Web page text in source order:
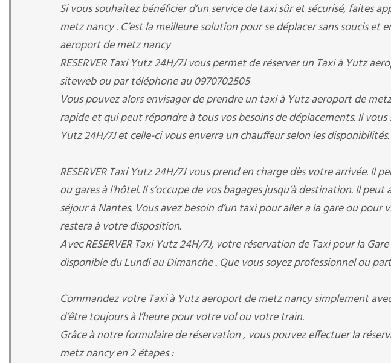
Si vous souhaitez bénéficier d’un service de taxi sûr et sécurisé, faites
metz nancy . C’est la meilleure solution pour se déplacer sans soucis
aeroport de metz nancy
RESERVER Taxi Yutz 24H/7J vous permet de réserver un Taxi à Yutz
siteweb ou par téléphone au 0970702505
Vous pouvez alors envisager de prendre un taxi à Yutz aeroport de
rapide et qui peut répondre à tous vos besoins de déplacements. Il vous
Yutz 24H/7J et celle-ci vous enverra un chauffeur selon les disponibilités.
RESERVER Taxi Yutz 24H/7J vous prend en charge dès votre arrivée. Il
ou gares à l’hôtel. Il s’occupe de vos bagages jusqu’à destination. Il
séjour à Nantes. Vous avez besoin d’un taxi pour aller a la gare ou
restera à votre disposition.
Avec RESERVER Taxi Yutz 24H/7J, votre réservation de Taxi pour la
disponible du Lundi au Dimanche . Que vous soyez professionnel ou
Commandez votre Taxi à Yutz aeroport de metz nancy simplement
d’être toujours à l’heure pour votre vol ou votre train.
Grâce à notre formulaire de réservation , vous pouvez effectuer la
metz nancy en 2 étapes :